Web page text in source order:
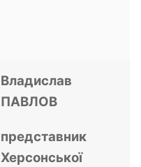
Владислав
ПАВЛОВ
представник
Херсонської